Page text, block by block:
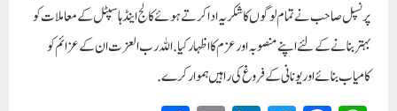
پرنسپل صاحب نے تمام لوگوں کا شکریہ ادا کرتے ہوئے کالج اینڈ ہاسپٹل کے معاملات کو
بہتر بنانے کے لئے اپنے منصوبہ اور عزم کا اظہار کیا. اللہ رب العزت ان کے عزائم کو
کامیاب بنائے اور یونانی کے فروغ کی راہیں ہموار کرے.